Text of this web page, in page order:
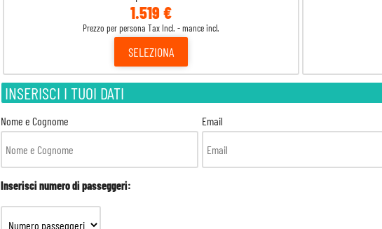
1.519 €
Prezzo per persona Tax Incl. - mance incl.
SELEZIONA
INSERISCI I TUOI DATI
Nome e Cognome Email
Inserisci numero di passeggeri: